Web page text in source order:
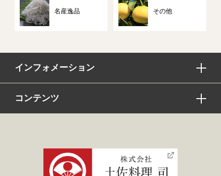
名産逸品 その他
インフォメーション
コンテンツ